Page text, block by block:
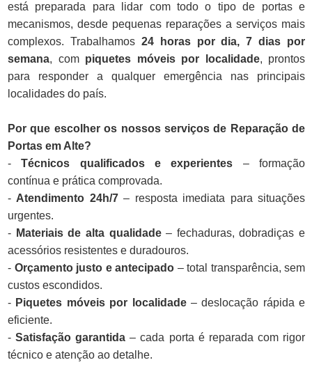
está preparada para lidar com todo o tipo de portas e
mecanismos, desde pequenas reparações a serviços mais
complexos. Trabalhamos 24 horas por dia, 7 dias por
semana, com piquetes móveis por localidade, prontos
para responder a qualquer emergência nas principais
localidades do país.
Por que escolher os nossos serviços de Reparação de
Portas em Alte?
-Técnicos qualificados e experientes – formação
contínua e prática comprovada.
- Atendimento 24h/7– resposta imediata para situações
urgentes.
- Materiais de alta qualidade– fechaduras, dobradiças e
acessórios resistentes e duradouros.
- Orçamento justo e antecipado – total transparência, sem
custos escondidos.
- Piquetes móveis por localidade– deslocação rápida e
eficiente.
-Satisfação garantida – cada porta é reparada com rigor
técnico e atenção ao detalhe.